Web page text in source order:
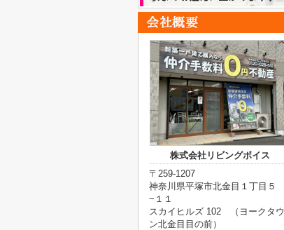
株式会社リビングボイス
〒259-1207
神奈川県平塚市北金目１丁目５
−１１
スカイヒルズ 102 （ヨークタウ
ン北金目目の前）